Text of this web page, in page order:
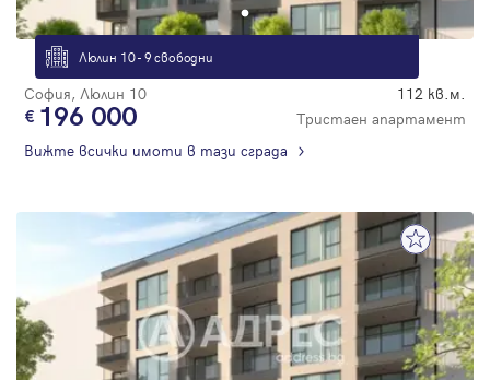
Люлин 10 - 9 свободни
София, Люлин 10 112 кв.м.
196 000
Тристаен апартамент
Вижте всички имоти в тази сграда